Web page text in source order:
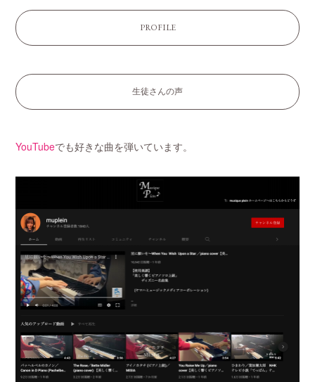
PROFILE
生徒さんの声
YouTubeでも好きな曲を弾いています。